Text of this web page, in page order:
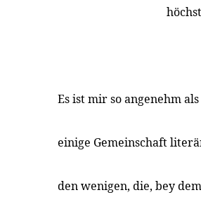
Es ist mir so angenehm
einige Gemeinschaft
den wenigen, die, bey